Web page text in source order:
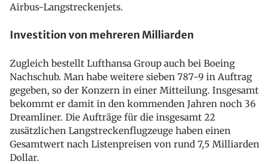
Airbus-Langstreckenjets.
Investition von mehreren Milliarden
Zugleich bestellt Lufthansa Group auch bei Boeing
Nachschub. Man habe weitere sieben 787-9 in Auftrag
gegeben, so der Konzern in einer Mitteilung. Insgesamt
bekommt er damit in den kommenden Jahren noch 36
Dreamliner. Die Aufträge für die insgesamt 22
zusätzlichen Langstreckenflugzeuge haben einen
Gesamtwert nach Listenpreisen von rund 7,5 Milliarden
Dollar.